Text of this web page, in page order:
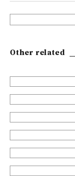
Other related